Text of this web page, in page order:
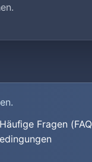
Häufige Fragen